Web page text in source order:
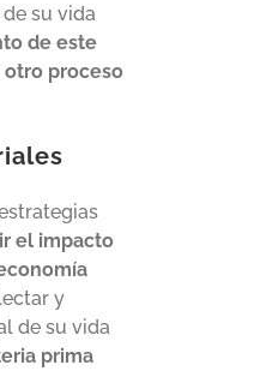
su vida
de este
otro proceso
el impacto
y
de su vida
prima